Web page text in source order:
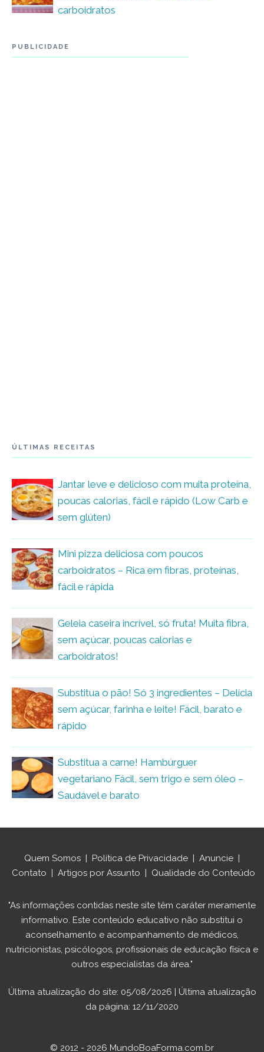
carboidratos
PUBLICIDADE
ÚLTIMAS RECEITAS
Jantar leve e delicioso com muita proteína,
poucas calorias, fácil e rápido (Low Carb e
sem glúten)
Mini pizza deliciosa com poucos
carboidratos – Rica em fibras, proteínas,
fácil e rápida
Geleia caseira incrível, só fruta! Muita fibra,
sem açúcar, poucas calorias e
carboidratos!
Substitua o pão! Só 3 ingredientes – Delícia
sem açúcar, farinha e leite! Fácil, barato e
rápido
Substitua a carne! Hambúrguer
vegetariano Fácil, sem trigo e sem óleo –
Saudável e barato
Quem Somos | Política de Privacidade | Anuncie |
Contato | Artigos por Assunto | Qualidade do Conteúdo
"As informações contidas neste site têm caráter meramente
informativo. Este conteúdo educativo não substitui o
aconselhamento e acompanhamento de médicos,
nutricionistas, psicólogos, profissionais de educação física e
outros especialistas da área."
Última atualização do site: 05/08/2026 | Última atualização
da página: 12/11/2020
© 2012 - 2026 MundoBoaForma.com.br